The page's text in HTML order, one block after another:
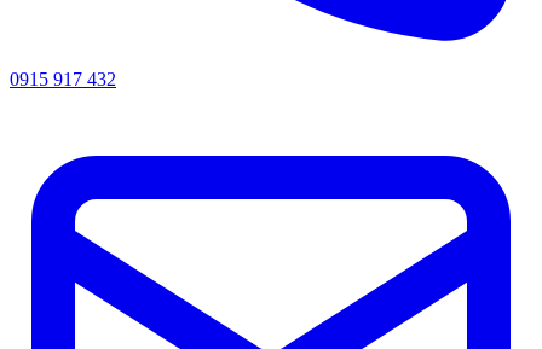
0915 917 432